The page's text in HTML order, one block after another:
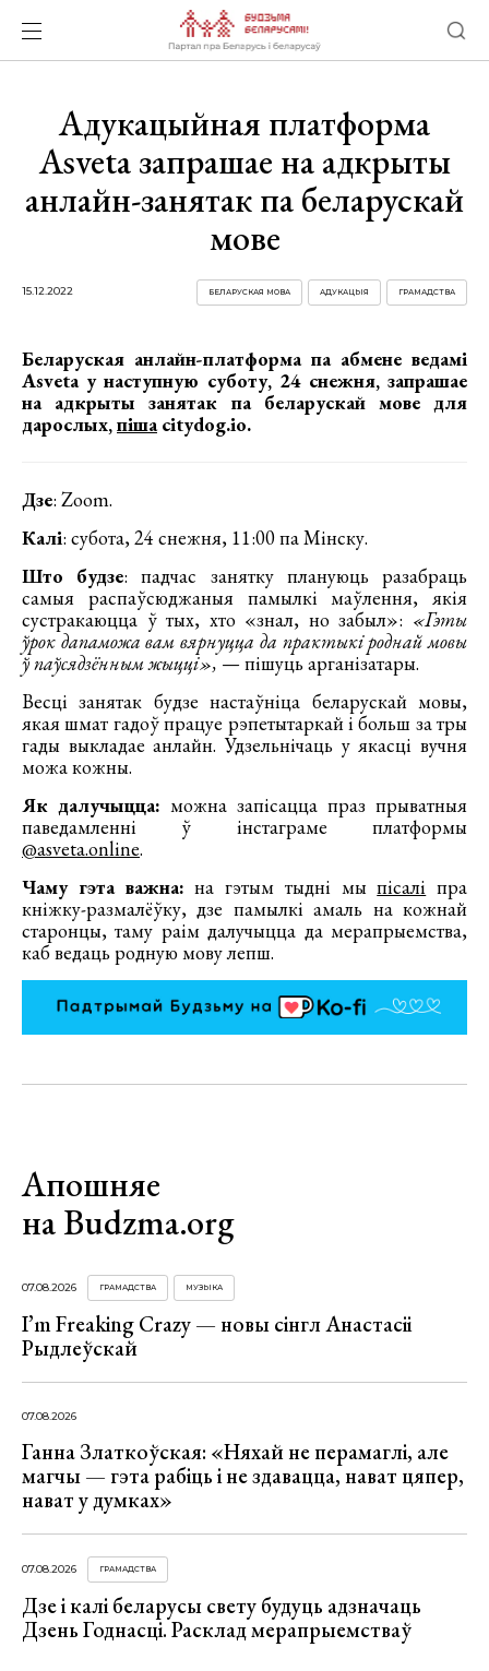
Адукацыйная платформа
Asveta запрашае на адкрыты
анлайн-занятак па беларускай
мове
15.12.2022 ГРАМАДСТВА
АДУКАЦЫЯ
БЕЛАРУСКАЯ МОВА
Беларуская анлайн-платформа па абмене ведамі
Asveta у наступную суботу, 24 снежня, запрашае
на адкрыты занятак па беларускай мове для
дарослых,піша citydog.io.
Дзе: Zoom.
Калі: субота, 24 снежня, 11:00 па Мінску.
Што будзе: падчас занятку плануюць разабраць
самыя распаўсюджаныя памылкі маўлення, якія
сустракаюцца ў тых, хто «знал, но забыл»: «Гэты
ўрок дапаможа вам вярнуцца да практыкі роднай мовы
ў паўсядзённым жыцці»,— пішуць арганізатары.
Весці занятак будзе настаўніца беларускай мовы,
якая шмат гадоў працуе рэпетытаркай і больш за тры
гады выкладае анлайн. Удзельнічаць у якасці вучня
можа кожны.
Як далучыцца: можна запісацца праз прыватныя
паведамленні ў інстаграме платформы
@asveta.online.
Чаму гэта важна: на гэтым тыдні мыпісалі пра
кніжку-размалёўку, дзе памылкі амаль на кожнай
старонцы, таму раім далучыцца да мерапрыемства,
каб ведаць родную мову лепш.
Апошняе
на Budzma.org
07.08.2026 ГРАМАДСТВА МУЗЫКА
I’m Freaking Crazy — новы сінгл Анастасіі
Рыдлеўскай
07.08.2026
Ганна Златкоўская: «Няхай не перамаглі, але
магчы — гэта рабіць і не здавацца, нават цяпер,
нават у думках»
07.08.2026 ГРАМАДСТВА
Дзе і калі беларусы свету будуць адзначаць
Дзень Годнасці. Расклад мерапрыемстваў